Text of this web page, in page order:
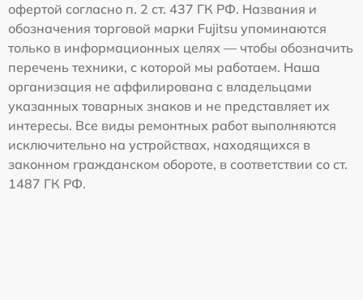
офертой согласно п. 2 ст. 437 ГК РФ. Названия и
обозначения торговой марки Fujitsu упоминаются
только в информационных целях — чтобы обозначить
перечень техники, с которой мы работаем. Наша
организация не аффилирована с владельцами
указанных товарных знаков и не представляет их
интересы. Все виды ремонтных работ выполняются
исключительно на устройствах, находящихся в
законном гражданском обороте, в соответствии со ст.
1487 ГК РФ.